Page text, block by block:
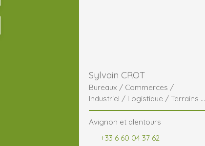
Sylvain CROT
Bureaux / Commerces /
Industriel / Logistique / Terrains /
CHR
Avignon et alentours
+33 6 60 04 37 62